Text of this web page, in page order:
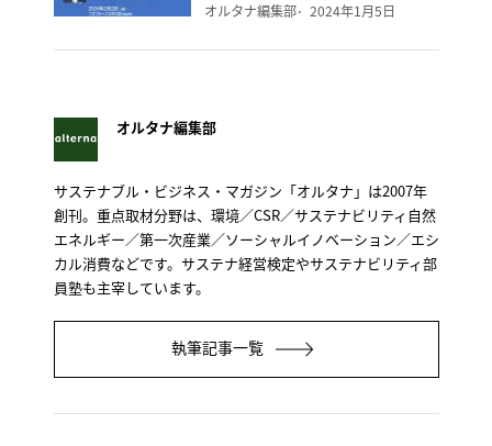
オルタナ編集部 2024年1月5日
オルタナ編集部
サステナブル・ビジネス・マガジン「オルタナ」は2007年
創刊。重点取材分野は、環境／CSR／サステナビリティ自然
エネルギー／第一次産業／ソーシャルイノベーション／エシ
カル消費などです。サステナ経営検定やサステナビリティ部
員塾も主宰しています。
執筆記事一覧